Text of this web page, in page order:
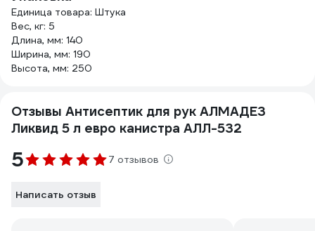
Единица товара: Штука
Вес, кг: 5
Длина, мм: 140
Ширина, мм: 190
Высота, мм: 250
Отзывы Антисептик для рук АЛМАДЕЗ
Ликвид 5 л евро канистра АЛЛ-532
5 7 отзывов
Написать отзыв